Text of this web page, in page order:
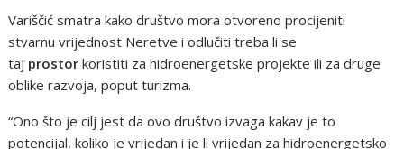
Variščić smatra kako društvo mora otvoreno procijeniti
stvarnu vrijednost Neretve i odlučiti treba li se
taj prostor koristiti za hidroenergetske projekte ili za druge
oblike razvoja, poput turizma.
“Ono što je cilj jest da ovo društvo izvaga kakav je to
potencijal, koliko je vrijedan i je li vrijedan za hidroenergetsko